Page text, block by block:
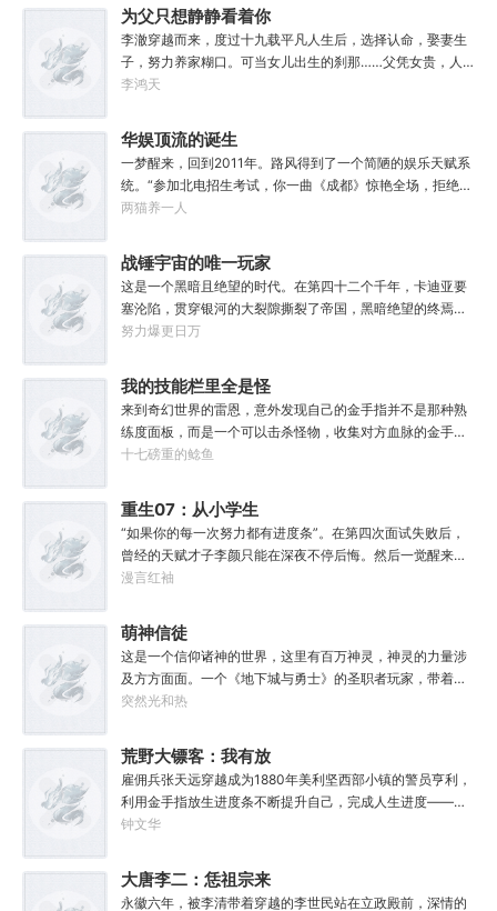
为父只想静静看着你
长生
李澈穿越而来，度过十九载平凡人生后，选择认命，娶妻生
子，努力养家糊口。可当女儿出生的刹那……父凭女贵，人
生不再平凡。……女儿平安出生，你获得道果【仙工】女儿
无灾，获得道果【无垢心】女儿三岁，活泼机灵，获得道果
【棋圣】女儿四岁、五岁、六岁…………李澈发现，女儿每长
大一岁，他便可凝聚出一颗道果，加持己身。从此以后，李
澈有了一个朴实无华的愿望。一岁一道果，默默守长生。为
父只想……从老婆孩子热炕头开始，心平气和的守护女儿长
间。
李鸿天
华娱顶流的诞生
一梦醒来，回到2011年。路风得到了一个简陋的娱乐天赋系
统。“参加北电招生考试，你一曲《成都》惊艳全场，拒绝蜜
姐邀请，发疯苦学备战高考，以专业第一名入学，恭喜你，
想窒息，带资进组，截胡男一号，与狮姐疯狂炒CP，成功登
顶周票房冠军，恭喜你，获得了【张震的卓越气质】”……什
么是顶流？永争第一，绝不服输！强大的人气，恐怖的票
房，无敌的收视率，踏着无数对手铸就威名，颜值与才华并
存，真实不做作，拥有一个广为流传的爱恨恩怨故事。十年
两猫养一人
战锤宇宙的唯一玩家
这是一个黑暗且绝望的时代。在第四十二个千年，卡迪亚要
塞沦陷，贯穿银河的大裂隙撕裂了帝国，黑暗绝望的终焉时
代降临。人类的命运似乎已被注定，要在无休止的恐怖战争
失的来到这个世界。“剧情对话什么的最烦人了，统统跳
过。”“我不想知道为什么，我只想大开杀戒。”基里曼：达奇
是个优秀的战士，就是不爱听人话，每次想和他说些什么，
他都要跳过。塔拉辛：我很好奇，他是怎么把恒星敲成一个
个方块的。钛族：对那家伙来说，物理学已经不存在了。恐
孩子抓了，把他们洗得白白净净的，这种羞辱让我悲愤欲
绝。奸奇：一切变化都是命运的一部分，但命运被那个混蛋
给打碎了。色孽：其实达奇已经被我腐化了，但我不敢告诉
他。………………达奇：前面忘了，后面也忘了，总之，让亚
努力爆更日万
我的技能栏里全是怪
物招
来到奇幻世界的雷恩，意外发现自己的金手指并不是那种熟
练度面板，而是一个可以击杀怪物，收集对方血脉的金手
指。.......原本的黑白遗像，突然间变成了彩色，哥布林图标
的口水，都是那么的鲜活，一瞬间，哥布林仿佛活了过来。
还未等雷恩多想，他忽然感到全身肌肉似乎紧实了一些，同
时，小腹......“这.......”当他有些茫然，眼角余光瞥过属性栏
时：【姓名：雷恩】【职业：农夫】【加持血脉：普通哥布
林血脉】【血脉天赋：高速繁殖lv2......灵巧lv1.......】【力
知：5】【魅力：5】......于是，他看向那些强大或变异怪物
的眼神，并没有寻常冒险者的惊恐、畏惧，而是满满的期待
和希冀......请问，哪里有巨龙啊？那个.......邪神算不算怪物？
十七磅重的鲶鱼
重生07：从小学生
开始加点
“如果你的每一次努力都有进度条”。在第四次面试失败后，
曾经的天赋才子李颜只能在深夜不停后悔。然后一觉醒来穿
越回了小学时代。好消息：上天给了他弥补遗憾的机会。坏
赠了一个加点系统。坏消息：没有系统说明也没有任务。李
颜记得自己穿越了，却只能接触某人某事时回忆起相关记
忆，甚至要毫无头绪地摸清加点系统规则。但无所谓，这
个“全能加点”系统主打一个练就有效，你付出的每一滴汗水
都将得到回报。人生重来一遭，弥补遗憾算甚？系统驱动着
煌。“没有什么能阻止我站在人类之巅了！”
漫言红袖
萌神信徒
这是一个信仰诸神的世界，这里有百万神灵，神灵的力量涉
及方方面面。一个《地下城与勇士》的圣职者玩家，带着圣
职者的技能来到了这个世界，随后他创建了一个教会，萌神
突然光和热
荒野大镖客：我有放
生进度条
雇佣兵张天远穿越成为1880年美利坚西部小镇的警员亨利，
利用金手指放生进度条不断提升自己，完成人生进度——警
员、警长、赏金猎人、私酒寡头、矿业巨头、石油巨头、城
但是枪神只有一个——亨利！这是主角亨利从西部开始战
斗、探险、冒险、修炼、进化的故事，顺便结识天下美女，
钟文华
大唐李二：恁祖宗来
了！
永徽六年，被李清带着穿越的李世民站在立政殿前，深情的